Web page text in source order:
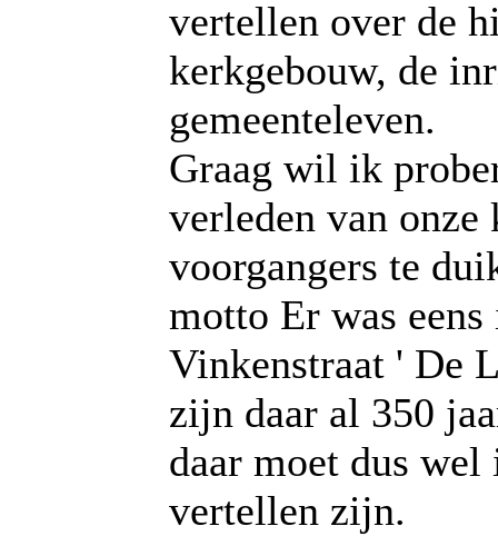
vertellen over de
kerkgebouw, de
gemeenteleven.
Graag wil ik
verleden van onze
voorgangers te
motto Er was eens
Vinkenstraat ' De
zijn daar al 350
daar moet dus wel
vertellen zijn.